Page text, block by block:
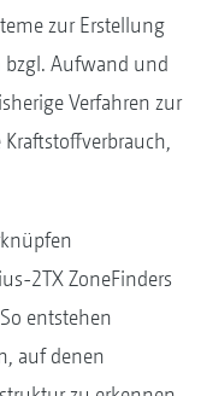
zur Erstellung
bzgl. Aufwand und
Verfahren zur
2TX ZoneFinders
entstehen
auf denen